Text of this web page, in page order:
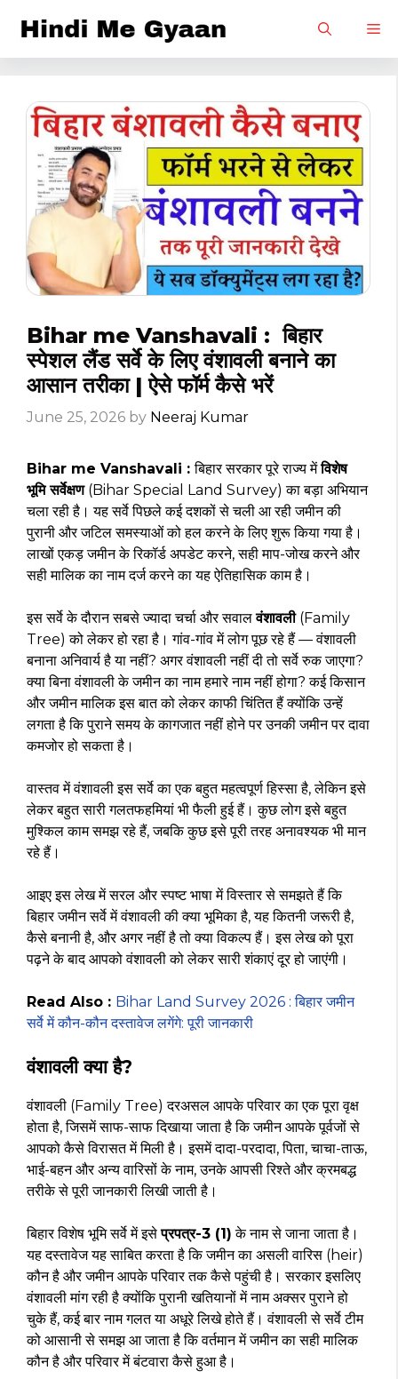
Bihar me Vanshavali : बिहार
स्पेशल लैंड सर्वे के लिए वंशावली बनाने का
आसान तरीका | ऐसे फॉर्म कैसे भरें
June 25, 2026 by Neeraj Kumar
Bihar me Vanshavali :बिहार सरकार पूरे राज्य मेंविशेष
भूमि सर्वेक्षण(Bihar Special Land Survey) का बड़ा अभियान
चला रही है। यह सर्वे पिछले कई दशकों से चली आ रही जमीन की
पुरानी और जटिल समस्याओं को हल करने के लिए शुरू किया गया है।
लाखों एकड़ जमीन के रिकॉर्ड अपडेट करने, सही माप-जोख करने और
सही मालिक का नाम दर्ज करने का यह ऐतिहासिक काम है।
इस सर्वे के दौरान सबसे ज्यादा चर्चा और सवालवंशावली(Family
Tree) को लेकर हो रहा है। गांव-गांव में लोग पूछ रहे हैं — वंशावली
बनाना अनिवार्य है या नहीं? अगर वंशावली नहीं दी तो सर्वे रुक जाएगा?
क्या बिना वंशावली के जमीन का नाम हमारे नाम नहीं होगा? कई किसान
और जमीन मालिक इस बात को लेकर काफी चिंतित हैं क्योंकि उन्हें
लगता है कि पुराने समय के कागजात नहीं होने पर उनकी जमीन पर दावा
कमजोर हो सकता है।
वास्तव में वंशावली इस सर्वे का एक बहुत महत्वपूर्ण हिस्सा है, लेकिन इसे
लेकर बहुत सारी गलतफहमियां भी फैली हुई हैं। कुछ लोग इसे बहुत
मुश्किल काम समझ रहे हैं, जबकि कुछ इसे पूरी तरह अनावश्यक भी मान
रहे हैं।
आइए इस लेख में सरल और स्पष्ट भाषा में विस्तार से समझते हैं कि
बिहार जमीन सर्वे में वंशावली की क्या भूमिका है, यह कितनी जरूरी है,
कैसे बनानी है, और अगर नहीं है तो क्या विकल्प हैं। इस लेख को पूरा
पढ़ने के बाद आपको वंशावली को लेकर सारी शंकाएं दूर हो जाएंगी।
Read Also : Bihar Land Survey 2026 : बिहार जमीन
सर्वे में कौन-कौन दस्तावेज लगेंगे: पूरी जानकारी
वंशावली क्या है?
वंशावली (Family Tree) दरअसल आपके परिवार का एक पूरा वृक्ष
होता है, जिसमें साफ-साफ दिखाया जाता है कि जमीन आपके पूर्वजों से
आपको कैसे विरासत में मिली है। इसमें दादा-परदादा, पिता, चाचा-ताऊ,
भाई-बहन और अन्य वारिसों के नाम, उनके आपसी रिश्ते और क्रमबद्ध
तरीके से पूरी जानकारी लिखी जाती है।
बिहार विशेष भूमि सर्वे में इसेप्रपत्र-3 (1) के नाम से जाना जाता है।
यह दस्तावेज यह साबित करता है कि जमीन का असली वारिस (heir)
कौन है और जमीन आपके परिवार तक कैसे पहुंची है। सरकार इसलिए
वंशावली मांग रही है क्योंकि पुरानी खतियानों में नाम अक्सर पुराने हो
चुके हैं, कई बार नाम गलत या अधूरे लिखे होते हैं। वंशावली से सर्वे टीम
को आसानी से समझ आ जाता है कि वर्तमान में जमीन का सही मालिक
कौन है और परिवार में बंटवारा कैसे हुआ है।